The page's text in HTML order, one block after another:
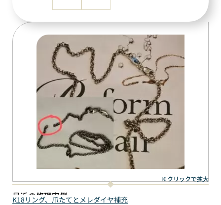
※クリックで拡大
最近の修理実例
K18リング、爪たてとメレダイヤ補充